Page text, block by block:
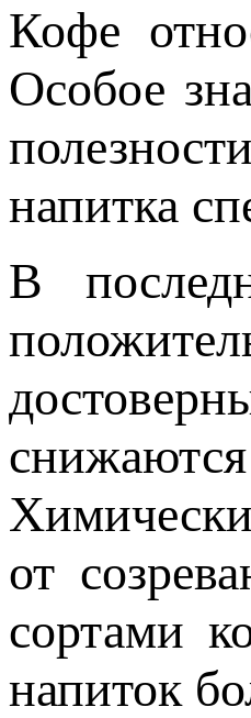
Кофе
Особое
напитка
В
от
сортами
напиток